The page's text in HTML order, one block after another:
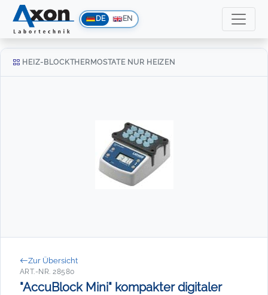
DE EN
HEIZ-BLOCKTHERMOSTATE NUR HEIZEN
Zur Übersicht
ART.-NR. 28580
"AccuBlock Mini" kompakter digitaler